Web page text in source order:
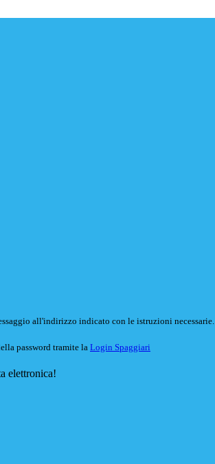
all'indirizzo indicato con le istruzioni necessarie.
password tramite la Login Spaggiari
elettronica!